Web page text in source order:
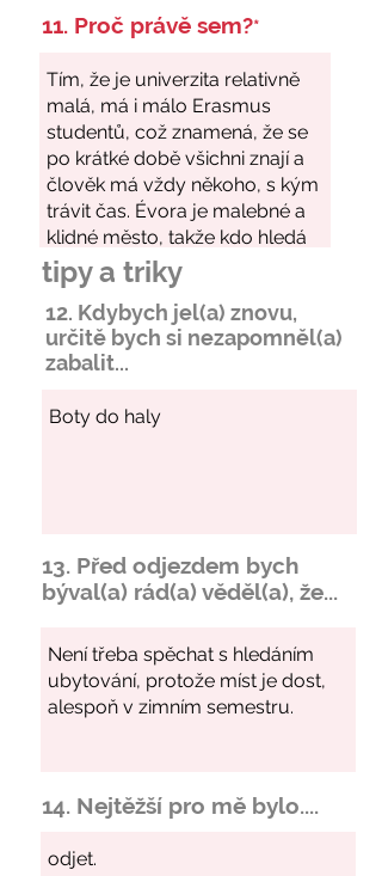
11. Proč právě sem?*
tipy a triky
12. Kdybych jel(a) znovu,
určitě bych si nezapomněl(a)
zabalit...
13. Před odjezdem bych
býval(a) rád(a) věděl(a), že...
14. Nejtěžší pro mě bylo....